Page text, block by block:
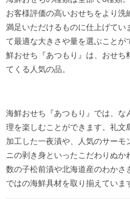
お客様評価の高いおせちをより
満足いただけるものに仕上げてい
て最適な大きさや量を選ぶこと
鮮おせち『あつもり』は、おせち
てくる人気の品。
海鮮おせち『あつもり』では、な
理を楽しむことができます。礼文
加工した一夜漬や、人気のサー
ニの剥き身といったこだわりぬか
数の子松前漬や北海道産のわかさ
ではの海鮮具材を取り揃えていま